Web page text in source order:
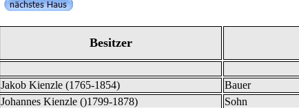
Besitzer
Jakob Kienzle (1765-1854)
Bauer
Johannes Kienzle ()1799-1878)
Sohn